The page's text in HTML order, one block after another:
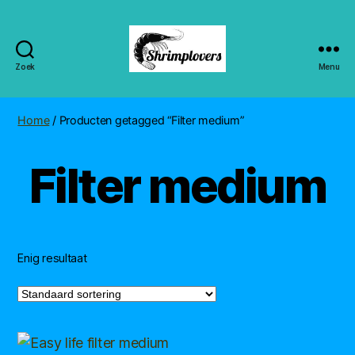
Zoek Menu
Home/ Producten getagged “Filter medium”
Filter medium
Enig resultaat
Dit